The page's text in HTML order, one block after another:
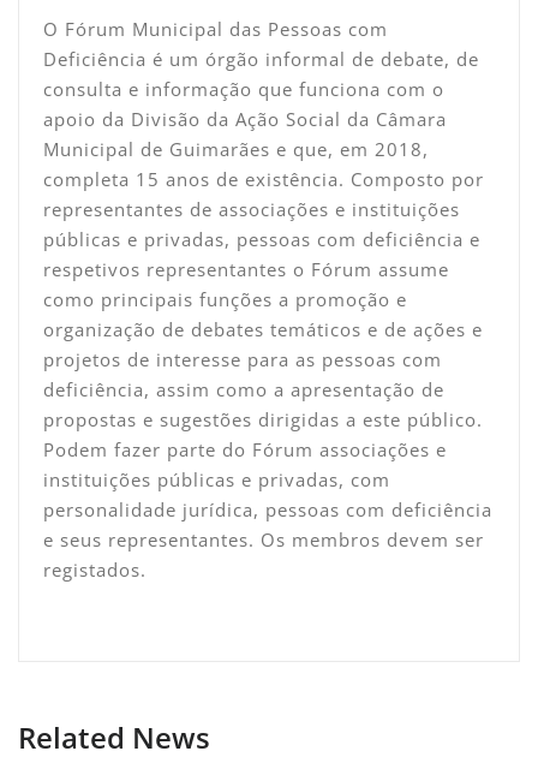
O Fórum Municipal das Pessoas com
Deficiência é um órgão informal de debate, de
consulta e informação que funciona com o
apoio da Divisão da Ação Social da Câmara
Municipal de Guimarães e que, em 2018,
completa 15 anos de existência. Composto por
representantes de associações e instituições
públicas e privadas, pessoas com deficiência e
respetivos representantes o Fórum assume
como principais funções a promoção e
organização de debates temáticos e de ações e
projetos de interesse para as pessoas com
deficiência, assim como a apresentação de
propostas e sugestões dirigidas a este público.
Podem fazer parte do Fórum associações e
instituições públicas e privadas, com
personalidade jurídica, pessoas com deficiência
e seus representantes. Os membros devem ser
registados.
Related News